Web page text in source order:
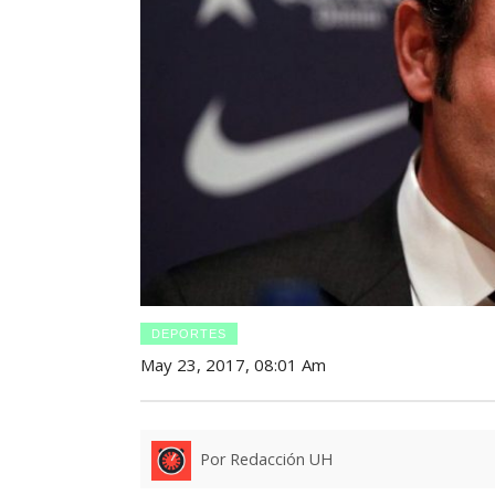
DEPORTES
May 23, 2017, 08:01 Am
Por Redacción UH